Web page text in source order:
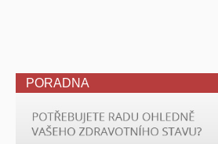
PORADNA